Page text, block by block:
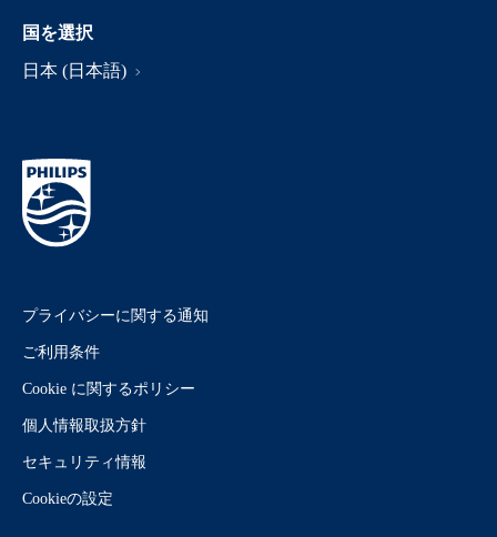
国を選択
日本 (日本語)
プライバシーに関する通知
ご利用条件
Cookie に関するポリシー
個人情報取扱方針
セキュリティ情報
Cookieの設定